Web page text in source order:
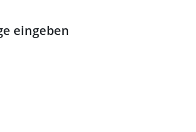
eingeben